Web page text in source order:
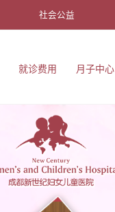
社会公益
就诊费用 月子中心